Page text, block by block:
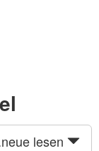
lesen